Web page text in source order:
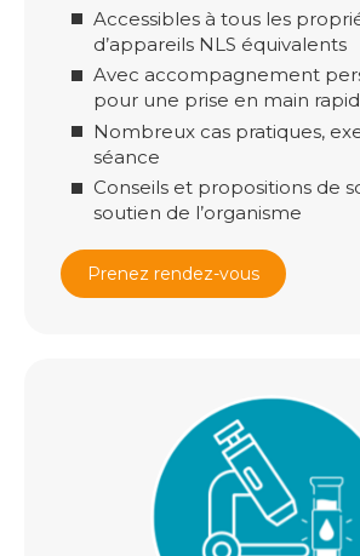
Accessibles à tous les
d’appareils NLS équivalents
Avec accompagnement
pour une prise en main
Nombreux cas pratiques,
séance
Conseils et propositions de
soutien de l’organisme
Prenez rendez-vous